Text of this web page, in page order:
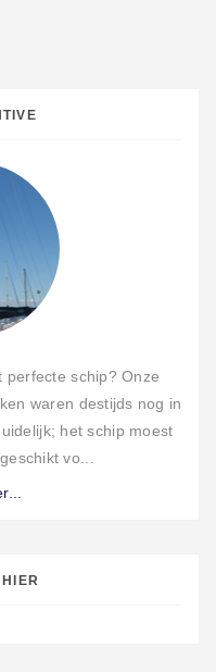
perfecte schip? Onze
waren destijds nog in
het schip moest
vo...